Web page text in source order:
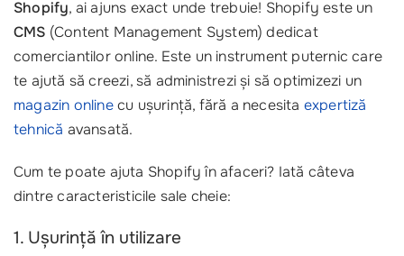
Shopify, ai ajuns exact unde trebuie! Shopify este un
CMS (Content Management System) dedicat
comerciantilor online. Este un instrument puternic care
te ajută să creezi, să administrezi și să optimizezi un
magazin onlinecu ușurință, fără a necesita expertiză
tehnică avansată.
Cum te poate ajuta Shopify în afaceri? Iată câteva
dintre caracteristicile sale cheie:
1. Ușurință în utilizare